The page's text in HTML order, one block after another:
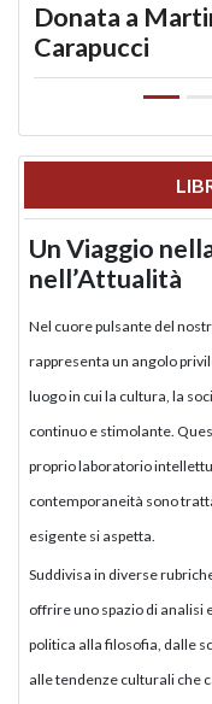
Donata a
Carapucci
Un Viaggio
nell’Attualità
Nel cuore pulsante del
rappresenta un angolo
luogo in cui la cultura, la
continuo e stimolante.
proprio laboratorio
contemporaneità sono
esigente si aspetta.
Suddivisa in diverse
offrire uno spazio di analisi
politica alla filosofia, dalle
alle tendenze culturali che